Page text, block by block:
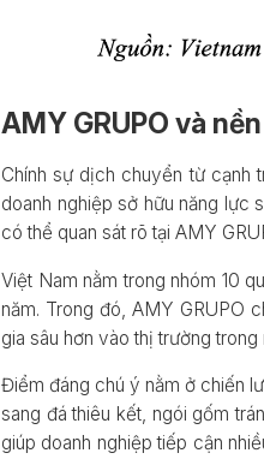
AMY GRUPO và
Chính sự dịch chuyển từ cạnh
doanh nghiệp sở hữu năng lực
có thể quan sát rõ tại AMY
Việt Nam nằm trong nhóm 10
năm. Trong đó, AMY GRUPO
gia sâu hơn vào thị trường
Điểm đáng chú ý nằm ở chiến
sang đá thiêu kết, ngói gốm
giúp doanh nghiệp tiếp cận